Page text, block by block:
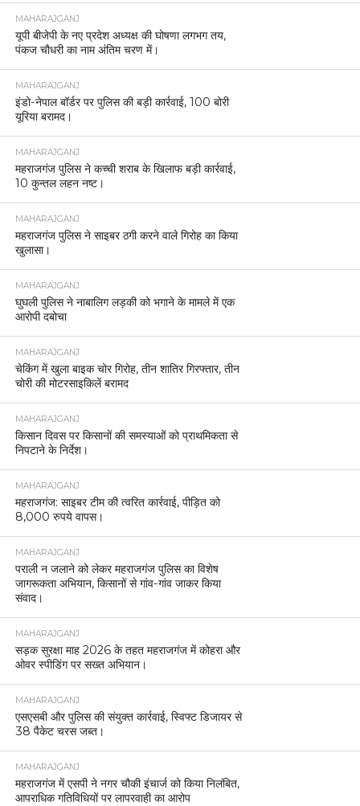
MAHARAJGANJ
यूपी बीजेपी के नए प्रदेश अध्यक्ष की घोषणा लगभग तय,
पंकज चौधरी का नाम अंतिम चरण में।
MAHARAJGANJ
इंडो-नेपाल बॉर्डर पर पुलिस की बड़ी कार्रवाई, 100 बोरी
यूरिया बरामद।
MAHARAJGANJ
महराजगंज पुलिस ने कच्ची शराब के खिलाफ बड़ी कार्रवाई,
10 कुन्तल लहन नष्ट।
MAHARAJGANJ
महराजगंज पुलिस ने साइबर ठगी करने वाले गिरोह का किया
खुलासा।
MAHARAJGANJ
घुघली पुलिस ने नाबालिग लड़की को भगाने के मामले में एक
आरोपी दबोचा
MAHARAJGANJ
चेकिंग में खुला बाइक चोर गिरोह, तीन शातिर गिरफ्तार, तीन
चोरी की मोटरसाइकिलें बरामद
MAHARAJGANJ
किसान दिवस पर किसानों की समस्याओं को प्राथमिकता से
निपटाने के निर्देश।
MAHARAJGANJ
महराजगंज: साइबर टीम की त्वरित कार्रवाई, पीड़ित को
8,000 रुपये वापस।
MAHARAJGANJ
पराली न जलाने को लेकर महराजगंज पुलिस का विशेष
जागरूकता अभियान, किसानों से गांव-गांव जाकर किया
संवाद।
MAHARAJGANJ
सड़क सुरक्षा माह 2026 के तहत महराजगंज में कोहरा और
ओवर स्पीडिंग पर सख्त अभियान।
MAHARAJGANJ
एसएसबी और पुलिस की संयुक्त कार्रवाई, स्विफ्ट डिजायर से
38 पैकेट चरस जब्त।
MAHARAJGANJ
महराजगंज में एसपी ने नगर चौकी इंचार्ज को किया निलंबित,
आपराधिक गतिविधियों पर लापरवाही का आरोप